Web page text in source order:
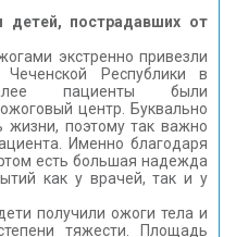
детей, пострадавших от
экстренно привезли
Республики в
пациенты были
центр. Буквально
жизни, поэтому так важно
Именно благодаря
есть большая надежда
как у врачей, так и у
получили ожоги тела и
тяжести. Площадь